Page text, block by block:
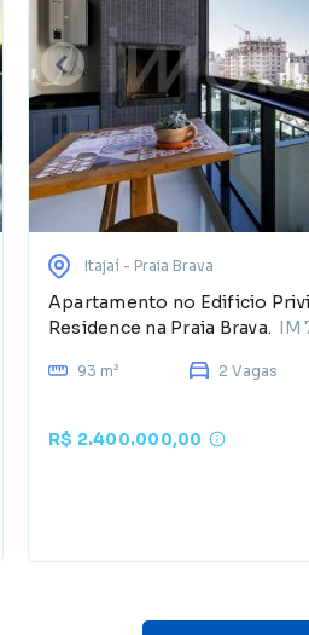
Itajaí - Praia Brava
Apartamento no Edificio
Residence na Praia Brava.
93 m² 2 Vagas
R$ 2.400.000,00